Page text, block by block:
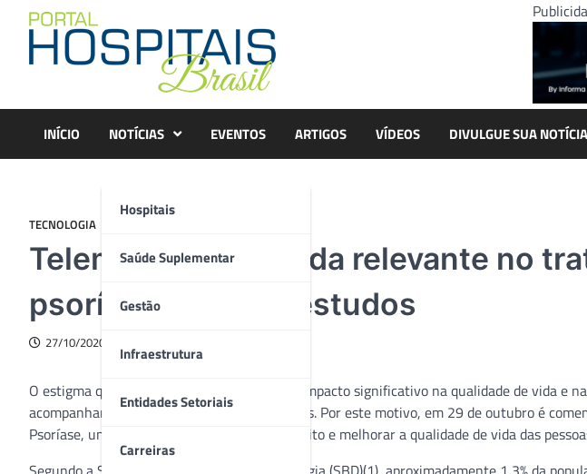
content
INÍCIO NOTÍCIAS
Hospitais
Saúde Suplementar
Gestão
Infraestrutura
Entidades Setoriais
Carreiras
EVENTOS ARTIGOS VÍDEOS DIVULGUE SUA NOTÍCIA
TECNOLOGIA
Telemedicina é aliada relevante no
psoríase, revelam estudos
27/10/2020
O estigma que cerca a psoríase pode ter um impacto significativo na qualidade de vida e
acompanhamento psicológico em alguns casos. Por este motivo, em 29 de outubro é
Psoríase, uma data para combater o preconceito e melhorar a qualidade de vida das